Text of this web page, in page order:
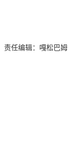
责任编辑：嘎松巴姆